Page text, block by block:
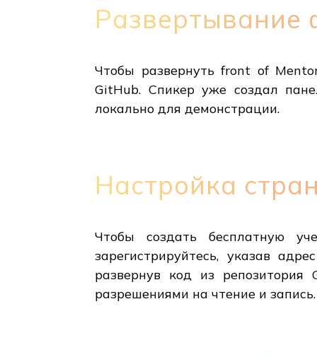
Развертывание
Чтобы развернуть front of
GitHub. Спикер уже создал
локально для демонстрации.
Настройка
Чтобы создать бесплатную
зарегистрируйтесь, указав
развернув код из
разрешениями на чтение и запись.